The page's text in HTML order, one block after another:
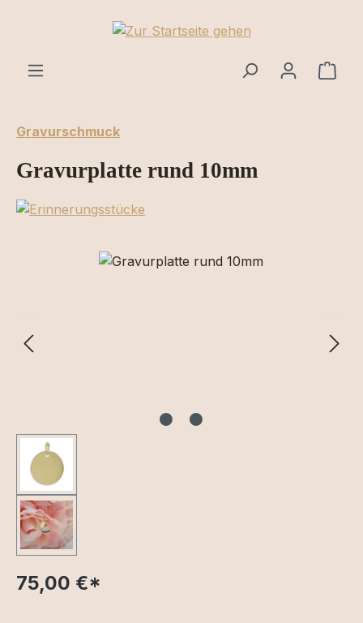
Zum Hauptinhalt springen
Gravurschmuck
Gravurplatte rund 10mm
Bildergalerie überspringen
75,00 €*